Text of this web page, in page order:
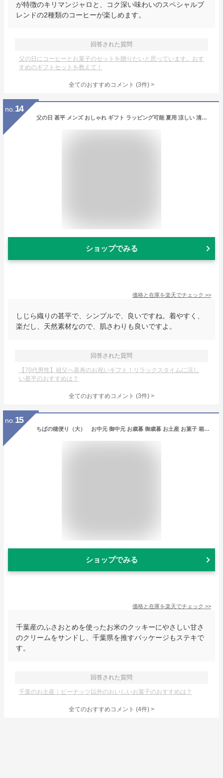
が特徴のキリマンジャロと、コク深い味わいのスペシャルブ
レンドの2種類のコーヒーが楽しめます。
回答された質問
父の日にコーヒーとお菓子のセットを贈りたいと思っています。おす
すめのギフトセットを教えて！
全てのおすすめコメント (3件) >
no. 14
父の日 甚平 メンズ おしゃれ ギフト ラッピング可能 夏用 涼しい 清涼 しじら織り じんべい パジャマ 部屋着 花火 浴衣 お祭り 男性 プレゼント 贈り物 敬老の日 誕生日 ルームウェア 実用的 上下セット ヘンリーネック 綿100% 天然素材 70代 60代 50代 40代 30代
ショップでみる
価格と在庫を楽天でチェック >>
しじら織りの甚平で、シンプルで、良いですね。着やすく、
楽だし、天然素材なので、肌さわりも良いですよ。
回答された質問
【70代男性】祖父へ喜寿のお祝いギフト！リラックスタイムに涼し
い甚平のおすすめは？
全てのおすすめコメント (3件) >
no. 15
ちばの穂便り（大） お中元 御中元 お歳暮 御歳暮 お土産 お菓子 箱菓子 千葉 房総 房総銘菓 房総限定 ギフト プレゼント 贈り物 菓子折り クッキー 包装 ラッピング のし 手提げ袋
ショップでみる
価格と在庫を楽天でチェック >>
千葉産のふさおとめを使ったお米のクッキーにやさしい甘さ
のクリームをサンドし、千葉県を推すパッケージもステキで
す。
回答された質問
千葉のお土産｜ピーナッツ以外のおいしいお菓子のおすすめは？
全てのおすすめコメント (4件) >